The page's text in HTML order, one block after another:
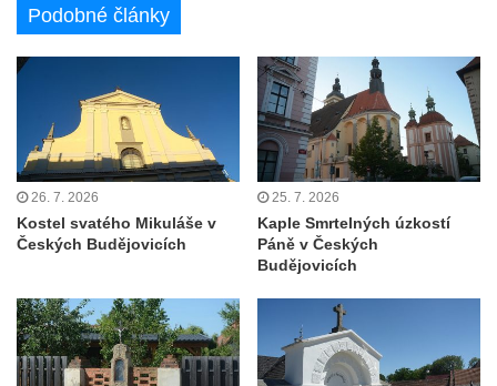
Kaple svatého Jana Nepomuckého v
Lahošti
Kostel svatého Mikuláše v Mikulášovicích
Kaple Tří otců v Mikulášovicích
Kaple Matky Boží v Mikulášovicích
Kaple Andělů strážných (Fürleova kaple) v
Mikulášovicích
Balzerova kaple v Mikulášovicích
Kostel svatého Mikuláše v Třebušíně
Klášterní kostel svatého Františka z Assisi v
Podobné články
26. 7. 2026
Kostel svatého Mikuláše v
Českých Budějovicích
25. 7. 2026
Kaple Smrtelných úzkostí
Páně v Českých
Budějovicích